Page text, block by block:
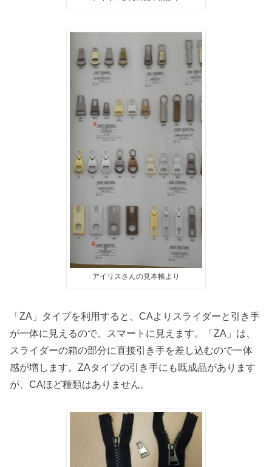
アイリスさんの見本帳より
「ZA」タイプを利用すると、CAよりスライダーと引き手
が一体に見えるので、スマートに見えます。「ZA」は、
スライダーの箱の部分に直接引き手を差し込むので一体
感が増します。ZAタイプの引き手にも既成品があります
が、CAほど種類はありません。